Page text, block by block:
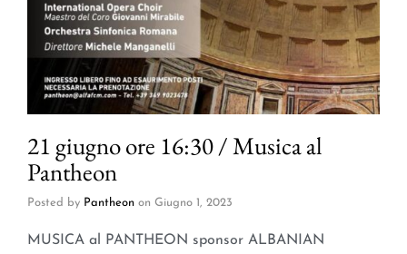
21 giugno ore 16:30 / Musica al
Pantheon
Posted by Pantheon on Giugno 1, 2023
MUSICA al PANTHEON sponsor ALBANIAN